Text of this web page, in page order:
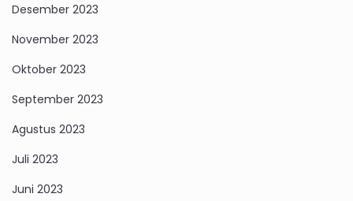
Desember 2023
November 2023
Oktober 2023
September 2023
Agustus 2023
Juli 2023
Juni 2023